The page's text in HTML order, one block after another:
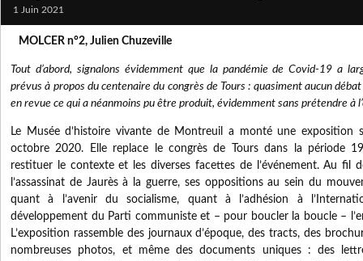
1 Juin 2021
MOLCER n°2, Julien Chuzeville
Tout d’abord, signalons évidemment que la pandémie de Covid-19 a
prévus à propos du centenaire du congrès de Tours : quasiment aucun débat
en revue ce qui a néanmoins pu être produit, évidemment sans prétendre à
Le Musée d’histoire vivante de Montreuil a monté une exposition
octobre 2020. Elle replace le congrès de Tours dans la période
restituer le contexte et les diverses facettes de l’événement. Au fil
l’assassinat de Jaurès à la guerre, ses oppositions au sein du
quant à l’avenir du socialisme, quant à l’adhésion à
développement du Parti communiste et – pour boucler la boucle –
L’exposition rassemble des journaux d’époque, des tracts, des
nombreuses photos, et même des documents uniques : des